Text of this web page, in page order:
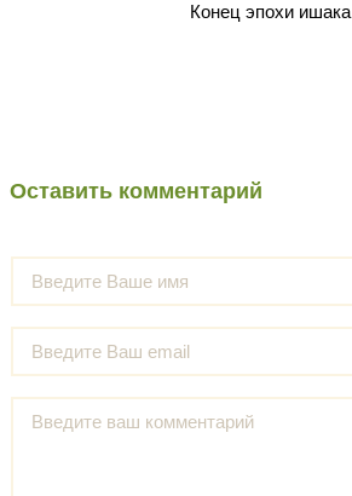
Конец эпохи ишака
Оставить комментарий